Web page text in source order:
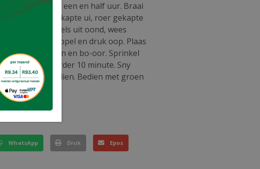
so een tot een en half uur. Braai
en 1 groot, gekapte ui, roer gekapte
Haal aartappels uit oond, wees
op elke aartappel en druk oop. Plaas
vulsel binne-in en bo-oor. Sprinkel
en bak vir verder 10 minute. Sny
oor voor opdien. Bedien met groen
WhatsApp Druk Epos